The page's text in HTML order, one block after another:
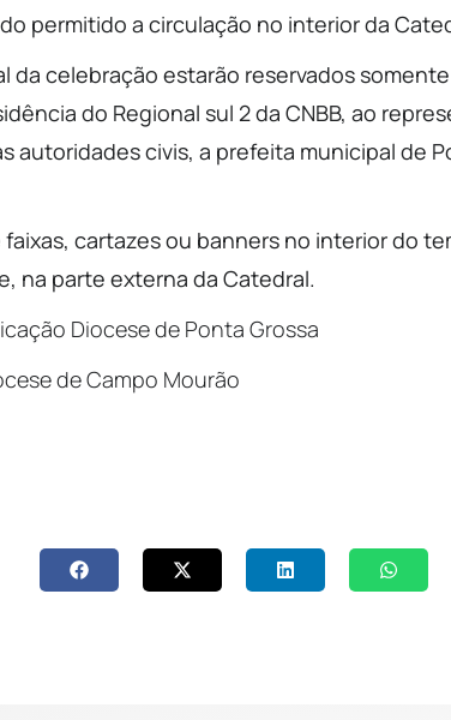
permitido a circulação no interior da
da celebração estarão reservados
do Regional sul 2 da CNBB, ao
autoridades civis, a prefeita municipal de
cartazes ou banners no interior do
na parte externa da Catedral.
Diocese de Ponta Grossa
de Campo Mourão